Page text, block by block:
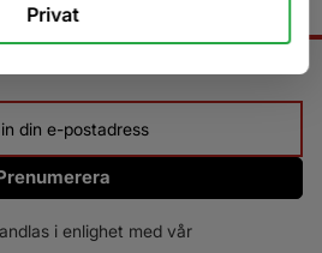
i enlighet med vår
Privat